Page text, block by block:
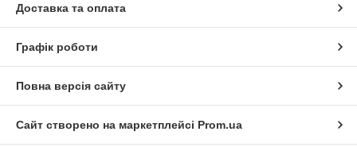
Доставка та оплата
Графік роботи
Повна версія сайту
Сайт створено на маркетплейсі Prom.ua